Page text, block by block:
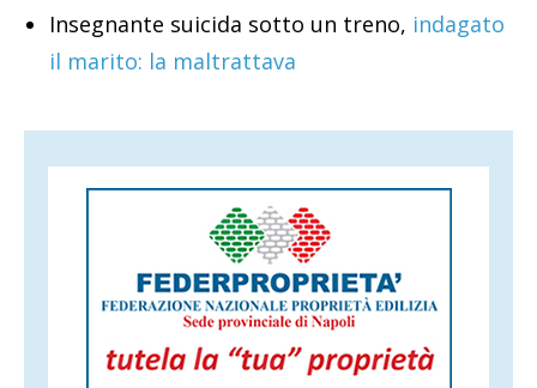
Insegnante suicida sotto un treno, indagato
il marito: la maltrattava